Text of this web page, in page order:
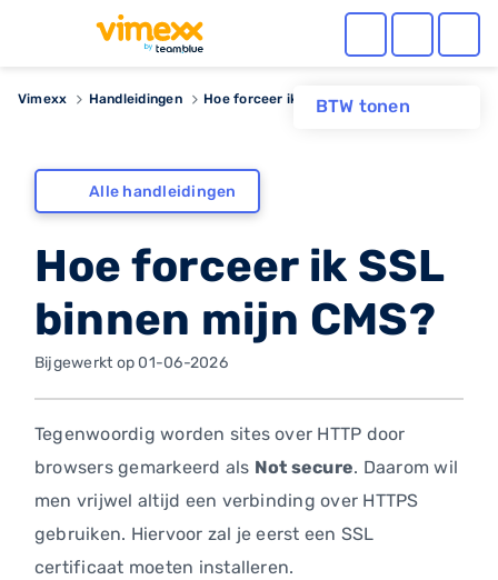
BTW tonen
Vimexx Handleidingen Hoe forceer ik SSL binnen mijn CMS?
Alle handleidingen
Hoe forceer ik SSL
binnen mijn CMS?
Bijgewerkt op 01-06-2026
Tegenwoordig worden sites over HTTP door
browsers gemarkeerd als Not secure. Daarom wil
men vrijwel altijd een verbinding over HTTPS
gebruiken. Hiervoor zal je eerst een SSL
certificaat moeten installeren.